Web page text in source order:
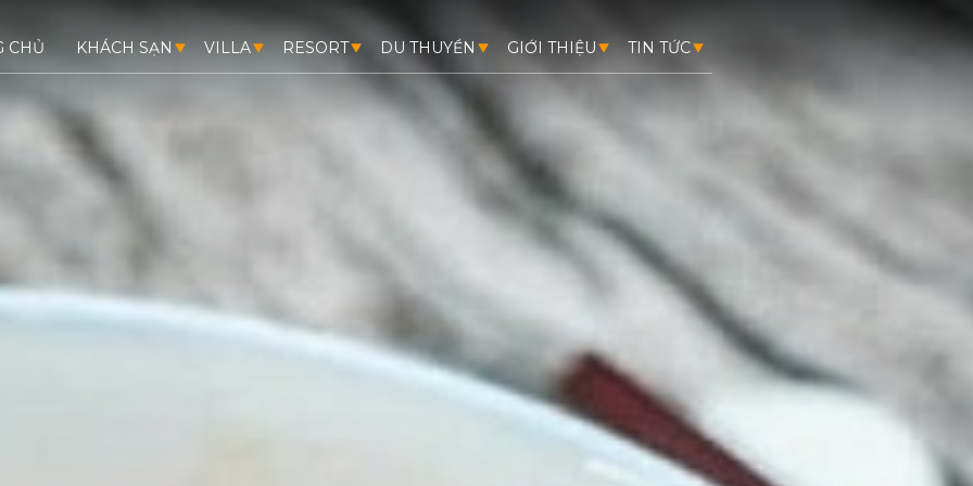
CHỦ KHÁCH SẠN VILLA RESORT DU THUYỀN GIỚI THIỆU TIN TỨC